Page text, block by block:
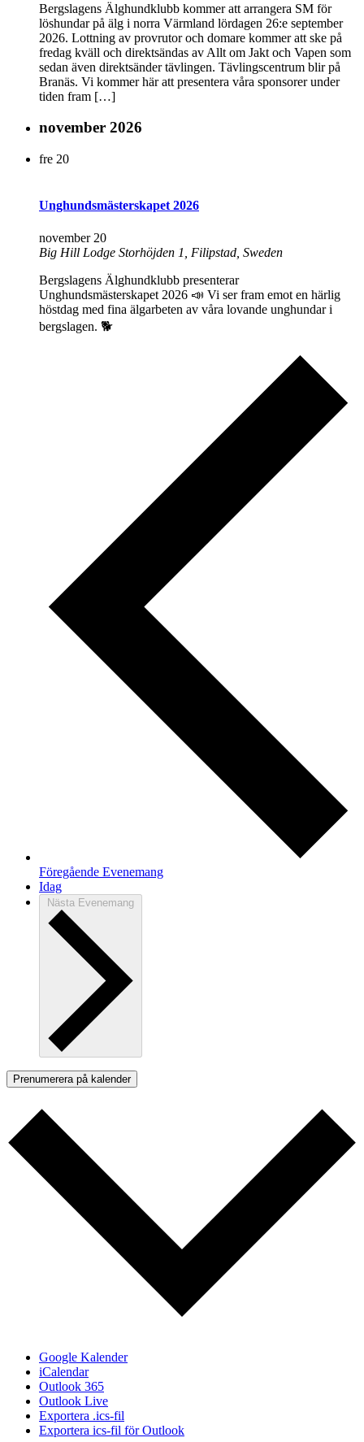
Bergslagens Älghundklubb kommer att arrangera SM för
löshundar på älg i norra Värmland lördagen 26:e september
2026. Lottning av provrutor och domare kommer att ske på
fredag kväll och direktsändas av Allt om Jakt och Vapen som
sedan även direktsänder tävlingen. Tävlingscentrum blir på
Branäs. Vi kommer här att presentera våra sponsorer under
tiden fram […]
november 2026
fre 20
Unghundsmästerskapet 2026
november 20
Big Hill Lodge Storhöjden 1, Filipstad, Sweden
Bergslagens Älghundklubb presenterar
Unghundsmästerskapet 2026 📣 Vi ser fram emot en härlig
höstdag med fina älgarbeten av våra lovande unghundar i
bergslagen. 🐕
Föregående Evenemang
Idag
Nästa Evenemang
Prenumerera på kalender
Google Kalender
iCalendar
Outlook 365
Outlook Live
Exportera .ics-fil
Exportera ics-fil för Outlook